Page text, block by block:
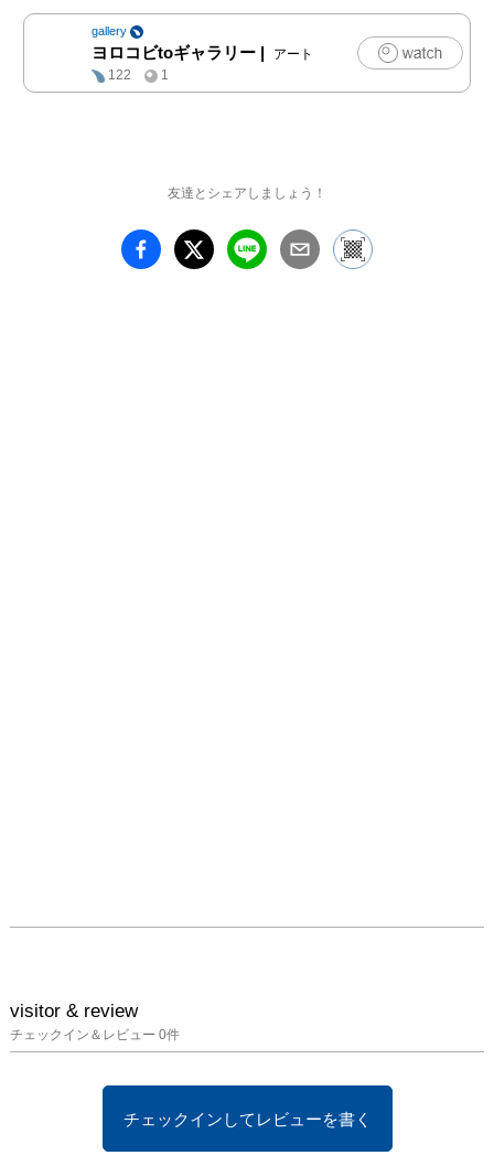
そのあどけなくもアイロ
ニカルな微笑みが鑑賞者
を射抜く。
gallery
ヨロコビtoギャラリー |
アート
122
1
友達とシェアしましょう！
visitor & review
チェックイン＆レビュー 0件
チェックインしてレビューを書く